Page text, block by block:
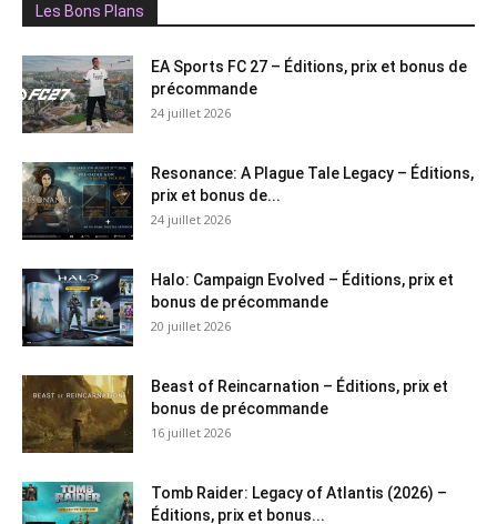
Les Bons Plans
EA Sports FC 27 – Éditions, prix et bonus de
précommande
24 juillet 2026
Resonance: A Plague Tale Legacy – Éditions,
prix et bonus de...
24 juillet 2026
Halo: Campaign Evolved – Éditions, prix et
bonus de précommande
20 juillet 2026
Beast of Reincarnation – Éditions, prix et
bonus de précommande
16 juillet 2026
Tomb Raider: Legacy of Atlantis (2026) –
Éditions, prix et bonus...